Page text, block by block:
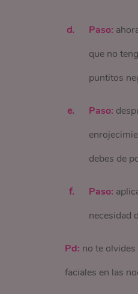
Paso:
que no
puntitos
Paso:
debes de
Paso:
necesidad
Pd: no te
faciales en las